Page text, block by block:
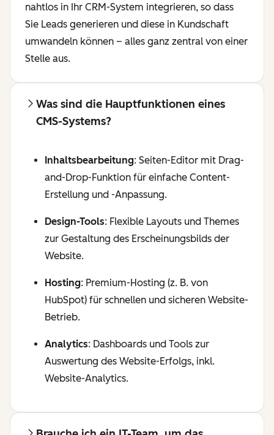
nahtlos in Ihr CRM-System integrieren, so dass
Sie Leads generieren und diese in Kundschaft
umwandeln können – alles ganz zentral von einer
Stelle aus.
Was sind die Hauptfunktionen eines
CMS-Systems?
Inhaltsbearbeitung: Seiten-Editor mit Drag-
and-Drop-Funktion für einfache Content-
Erstellung und -Anpassung.
Design-Tools: Flexible Layouts und Themes
zur Gestaltung des Erscheinungsbilds der
Website.
Hosting: Premium-Hosting (z. B. von
HubSpot) für schnellen und sicheren Website-
Betrieb.
Analytics: Dashboards und Tools zur
Auswertung des Website-Erfolgs, inkl.
Website-Analytics.